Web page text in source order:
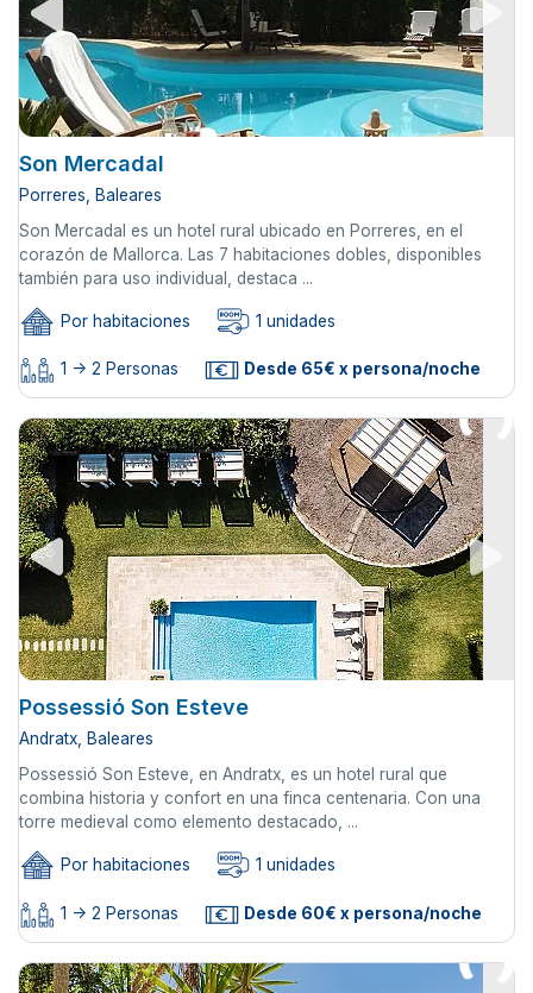
Son Mercadal
Porreres, Baleares
Son Mercadal es un hotel rural ubicado en Porreres, en el
corazón de Mallorca. Las 7 habitaciones dobles, disponibles
también para uso individual, destaca ...
Por habitaciones 1 unidades
1 -> 2 Personas Desde 65€ x persona/noche
Possessió Son Esteve
Andratx, Baleares
Possessió Son Esteve, en Andratx, es un hotel rural que
combina historia y confort en una finca centenaria. Con una
torre medieval como elemento destacado, ...
Por habitaciones 1 unidades
1 -> 2 Personas Desde 60€ x persona/noche